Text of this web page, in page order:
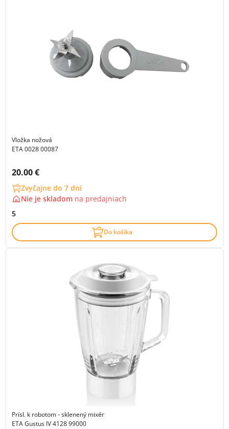
Vložka nožová
ETA 0028 00087
Cena s DPH:
20.00 €
Zvyčajne do 7 dní
Nie je skladom na predajniach
5
Do košíka
Prísl. k robotom - sklenený mixér
ETA Gustus IV 4128 99000